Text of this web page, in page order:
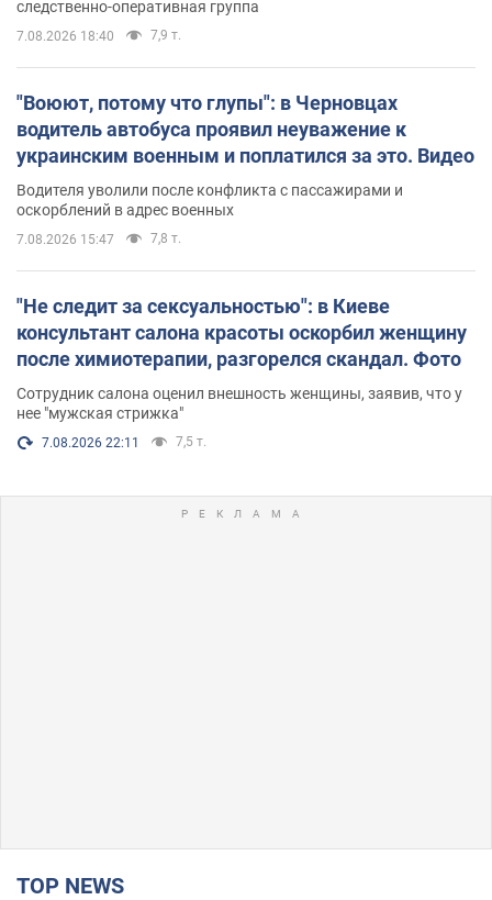
следственно-оперативная группа
7.08.2026 18:40 7,9 т.
"Воюют, потому что глупы": в Черновцах
водитель автобуса проявил неуважение к
украинским военным и поплатился за это. Видео
Водителя уволили после конфликта с пассажирами и
оскорблений в адрес военных
7.08.2026 15:47 7,8 т.
"Не следит за сексуальностью": в Киеве
консультант салона красоты оскорбил женщину
после химиотерапии, разгорелся скандал. Фото
Сотрудник салона оценил внешность женщины, заявив, что у
нее "мужская стрижка"
7.08.2026 22:11 7,5 т.
TOP NEWS